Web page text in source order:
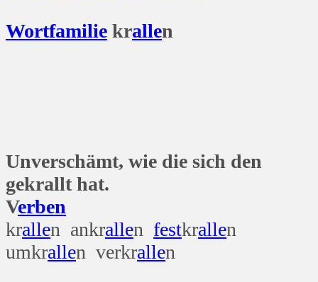
Wortfamilie krallen
Unverschämt, wie die sich den
gekrallt hat.
Verben
krallen ankrallen festkrallen
umkrallen verkrallen